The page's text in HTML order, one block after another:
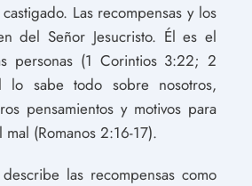
Las recompensas y los
del Señor Jesucristo. Él es el
personas (1 Corintios 3:22; 2
lo sabe todo sobre nosotros,
pensamientos y motivos para
(Romanos 2:16-17).
las recompensas como